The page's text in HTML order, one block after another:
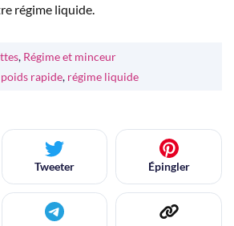
régime liquide.
, Régime et minceur
rapide, régime liquide
Tweeter Épingler